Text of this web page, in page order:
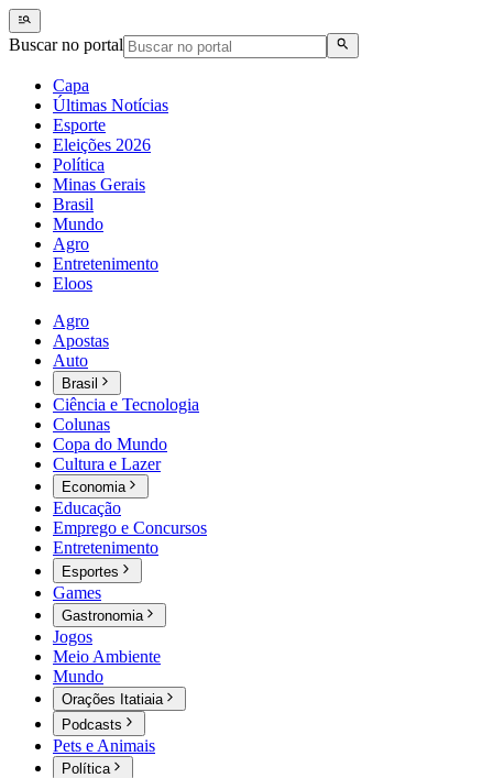
Buscar no portal
Capa
Últimas Notícias
Esporte
Eleições 2026
Política
Minas Gerais
Brasil
Mundo
Agro
Entretenimento
Eloos
Agro
Apostas
Auto
Brasil
Ciência e Tecnologia
Colunas
Copa do Mundo
Cultura e Lazer
Economia
Educação
Emprego e Concursos
Entretenimento
Esportes
Games
Gastronomia
Jogos
Meio Ambiente
Mundo
Orações Itatiaia
Podcasts
Pets e Animais
Política